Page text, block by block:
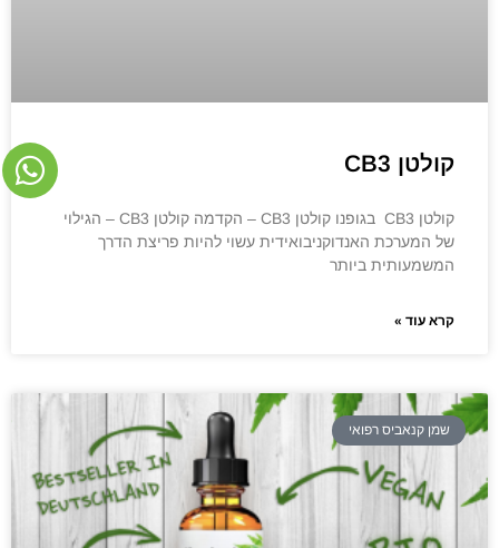
קולטן CB3
קולטן CB3 בגופנו קולטן CB3 – הקדמה קולטן CB3 – הגילוי
של המערכת האנדוקניבואידית עשוי להיות פריצת הדרך
המשמעותית ביותר
קרא עוד »
שמן קנאביס רפואי